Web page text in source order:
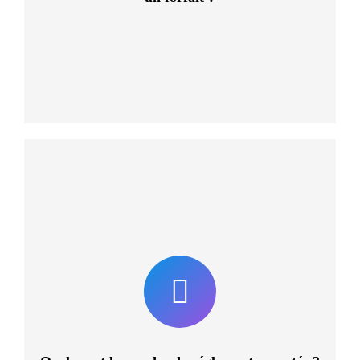
Vous pouvez souscrire à nos forfaits par CB et par
Paypal. Si vous rencontrez la moindre difficulté lors de
votre commande, écrivez-nous à
aidezmoi@monequipe.info